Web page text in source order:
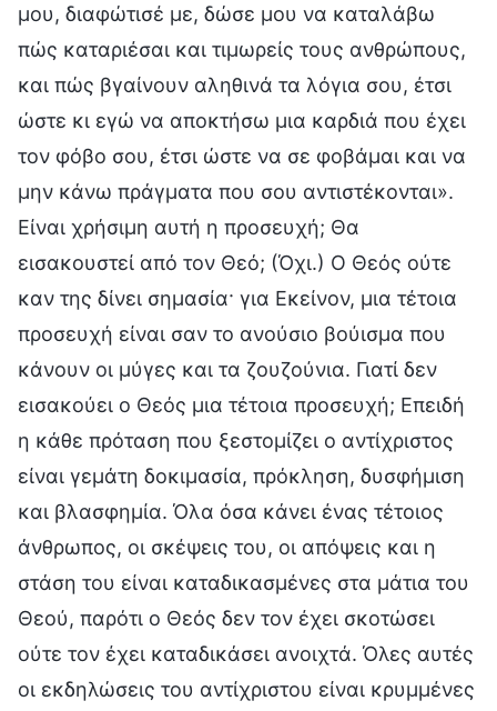
μου, διαφώτισέ με, δώσε μου να καταλάβω
πώς καταριέσαι και τιμωρείς τους ανθρώπους,
και πώς βγαίνουν αληθινά τα λόγια σου, έτσι
ώστε κι εγώ να αποκτήσω μια καρδιά που έχει
τον φόβο σου, έτσι ώστε να σε φοβάμαι και να
μην κάνω πράγματα που σου αντιστέκονται».
Είναι χρήσιμη αυτή η προσευχή; Θα
εισακουστεί από τον Θεό; (Όχι.) Ο Θεός ούτε
καν της δίνει σημασία· για Εκείνον, μια τέτοια
προσευχή είναι σαν το ανούσιο βούισμα που
κάνουν οι μύγες και τα ζουζούνια. Γιατί δεν
εισακούει ο Θεός μια τέτοια προσευχή; Επειδή
η κάθε πρόταση που ξεστομίζει ο αντίχριστος
είναι γεμάτη δοκιμασία, πρόκληση, δυσφήμιση
και βλασφημία. Όλα όσα κάνει ένας τέτοιος
άνθρωπος, οι σκέψεις του, οι απόψεις και η
στάση του είναι καταδικασμένες στα μάτια του
Θεού, παρότι ο Θεός δεν τον έχει σκοτώσει
ούτε τον έχει καταδικάσει ανοιχτά. Όλες αυτές
οι εκδηλώσεις του αντίχριστου είναι κρυμμένες